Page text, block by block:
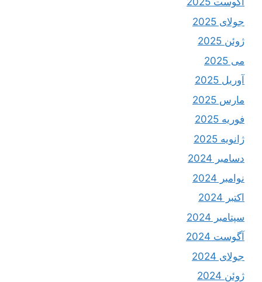
جولای 2025
ژوئن 2025
می 2025
آوریل 2025
مارس 2025
فوریه 2025
ژانویه 2025
دسامبر 2024
نوامبر 2024
اکتبر 2024
سپتامبر 2024
آگوست 2024
جولای 2024
ژوئن 2024